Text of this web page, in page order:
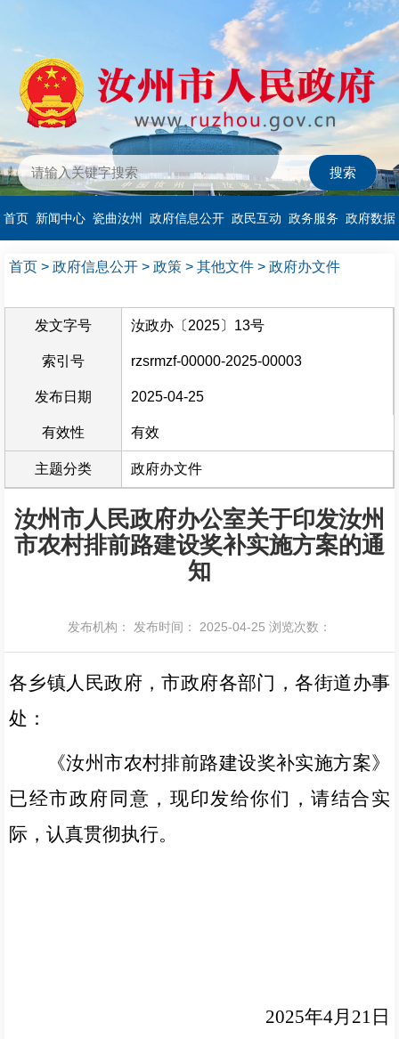
首页 新闻中心 瓷曲汝州 政府信息公开 政民互动 政务服务 政府数据
首页 > 政府信息公开 > 政策 > 其他文件 > 政府办文件
发文字号 汝政办〔2025〕13号
索引号 rzsrmzf-00000-2025-00003
发布日期 2025-04-25
有效性 有效
主题分类 政府办文件
汝州市人民政府办公室关于印发汝州
市农村排前路建设奖补实施方案的通
知
发布机构： 发布时间： 2025-04-25 浏览次数：
各乡镇人民政府，市政府各部门，各街道办事
处：
《汝州市农村排前路建设奖补实施方案》
已经市政府同意，现印发给你们，请结合实
际，认真贯彻执行。
2025年4月 21 日